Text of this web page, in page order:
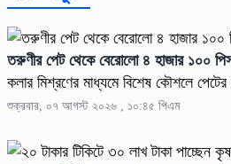
তরুণীর পেট থেকে বেরোলো ৪ হাজার ১০০
কলার মিশ্রণের মাধ্যমে বিশেষ কৌশলে পেটের
শুক্রবার, ০৭ আগস্ট ২০২৬ , ১০:৪৫ পিএম